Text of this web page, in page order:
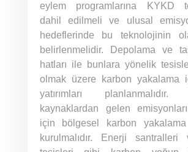
eylem programlarına KYKD
dahil edilmeli ve ulusal
hedeflerinde bu teknolojinin
belirlenmelidir. Depolama ve
hatları ile bunlara yönelik
olmak üzere karbon yakalama
yatırımları planlanmalıdır.
kaynaklardan gelen
için bölgesel karbon yakalama
kurulmalıdır. Enerji